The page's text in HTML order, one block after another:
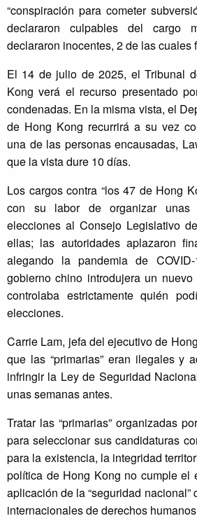
“conspiración para cometer
declararon culpables del cargo
declararon inocentes, 2 de las cuales
El 14 de julio de 2025, el Tribunal
Kong verá el recurso presentado
condenadas. En la misma vista, el
de Hong Kong recurrirá a su vez
una de las personas encausadas,
que la vista dure 10 días.
Los cargos contra “los 47 de Hong
con su labor de organizar unas
elecciones al Consejo Legislativo
ellas; las autoridades aplazaron
alegando la pandemia de
gobierno chino introdujera un
controlaba estrictamente quién
elecciones.
Carrie Lam, jefa del ejecutivo de
que las “primarias” eran ilegales y
infringir la Ley de Seguridad
unas semanas antes.
Tratar las “primarias” organizadas
para seleccionar sus candidaturas
para la existencia, la integridad
política de Hong Kong no cumple el
aplicación de la “seguridad nacional”
internacionales de derechos